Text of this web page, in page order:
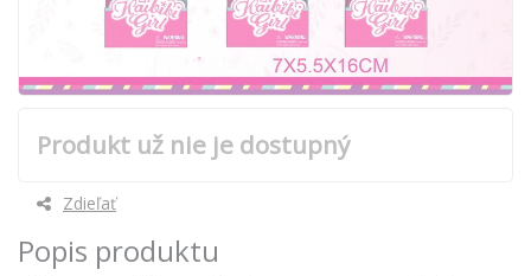
Produkt už nie je dostupný
Zdieľať
Popis produktu